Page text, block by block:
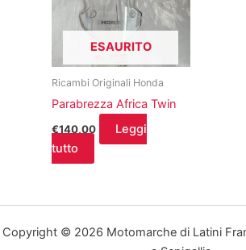
ESAURITO
Ricambi Originali Honda
Parabrezza Africa Twin
€140,00
Leggi
tutto
Copyright © 2026 Motomarche di Latini